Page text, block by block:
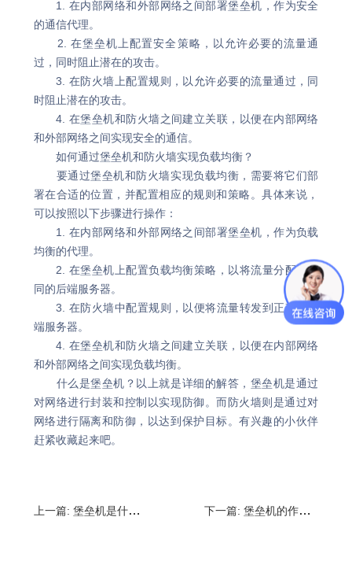
1. 在内部网络和外部网络之间部署堡垒机，作为安全
的通信代理。
2. 在堡垒机上配置安全策略，以允许必要的流量通
过，同时阻止潜在的攻击。
3. 在防火墙上配置规则，以允许必要的流量通过，同
时阻止潜在的攻击。
4. 在堡垒机和防火墙之间建立关联，以便在内部网络
和外部网络之间实现安全的通信。
如何通过堡垒机和防火墙实现负载均衡？
要通过堡垒机和防火墙实现负载均衡，需要将它们部
署在合适的位置，并配置相应的规则和策略。具体来说，
可以按照以下步骤进行操作：
1. 在内部网络和外部网络之间部署堡垒机，作为负载
均衡的代理。
2. 在堡垒机上配置负载均衡策略，以将流量分配到不
同的后端服务器。
3. 在防火墙中配置规则，以便将流量转发到正确的后
端服务器。
4. 在堡垒机和防火墙之间建立关联，以便在内部网络
和外部网络之间实现负载均衡。
什么是堡垒机？以上就是详细的解答，堡垒机是通过
对网络进行封装和控制以实现防御。而防火墙则是通过对
网络进行隔离和防御，以达到保护目标。有兴趣的小伙伴
赶紧收藏起来吧。
上一篇: 堡垒机是什么?设备堡垒机如何使用 下一篇:堡垒机的作用是什么?堡垒机跳板机区别